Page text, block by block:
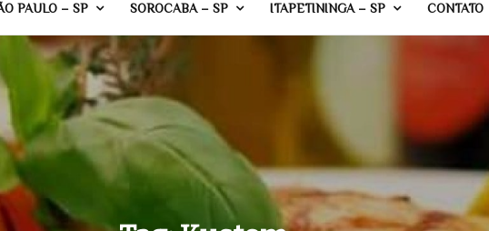
PAULO – SP SOROCABA – SP ITAPETININGA – SP CONTATO